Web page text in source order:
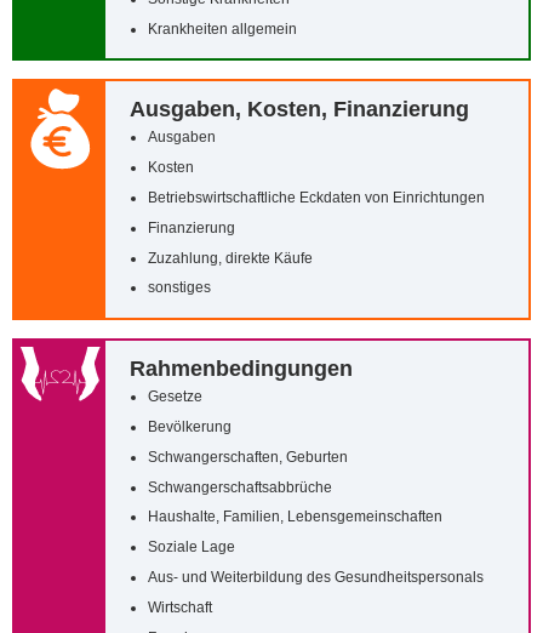
Krankheiten allgemein
Ausgaben, Kosten, Finanzierung
Ausgaben
Kosten
Betriebswirtschaftliche Eckdaten von Einrichtungen
Finanzierung
Zuzahlung, direkte Käufe
sonstiges
Rahmenbedingungen
Gesetze
Bevölkerung
Schwangerschaften, Geburten
Schwangerschaftsabbrüche
Haushalte, Familien, Lebensgemeinschaften
Soziale Lage
Aus- und Weiterbildung des Gesundheitspersonals
Wirtschaft